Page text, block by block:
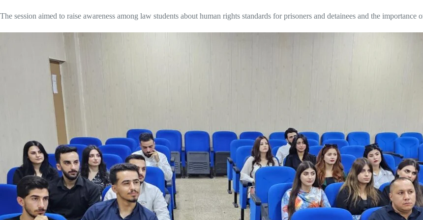
The session aimed to raise awareness among law students about human rights standards for prisoners and detainees and the